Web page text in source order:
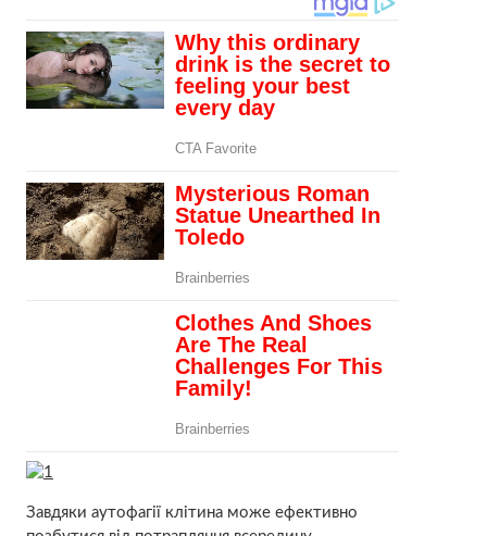
Завдяки аутофагії клітина може ефективно